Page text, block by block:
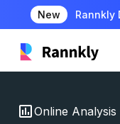
New Rannkly
insert_chartOnline Analysis